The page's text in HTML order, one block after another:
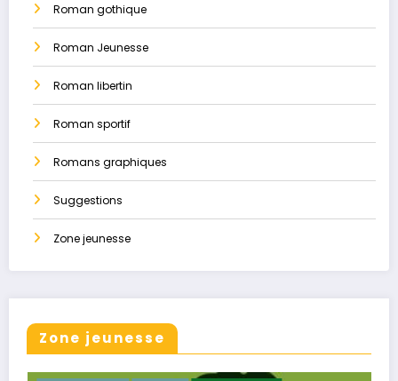
Roman gothique
Roman Jeunesse
Roman libertin
Roman sportif
Romans graphiques
Suggestions
Zone jeunesse
Zone jeunesse